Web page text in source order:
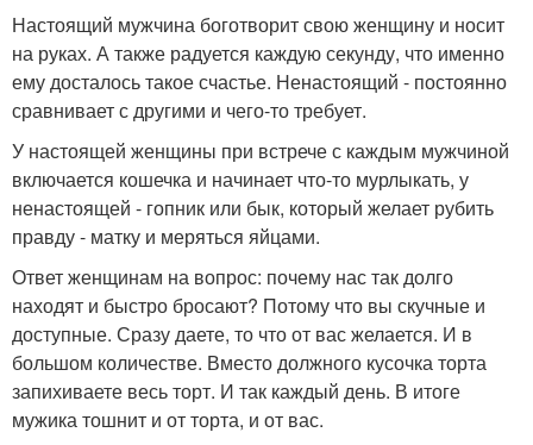
Настоящий мужчина боготворит свою женщину и носит
на руках. А также радуется каждую секунду, что именно
ему досталось такое счастье. Ненастоящий - постоянно
сравнивает с другими и чего-то требует.
У настоящей женщины при встрече с каждым мужчиной
включается кошечка и начинает что-то мурлыкать, у
ненастоящей - гопник или бык, который желает рубить
правду - матку и меряться яйцами.
Ответ женщинам на вопрос: почему нас так долго
находят и быстро бросают? Потому что вы скучные и
доступные. Сразу даете, то что от вас желается. И в
большом количестве. Вместо должного кусочка торта
запихиваете весь торт. И так каждый день. В итоге
мужика тошнит и от торта, и от вас.